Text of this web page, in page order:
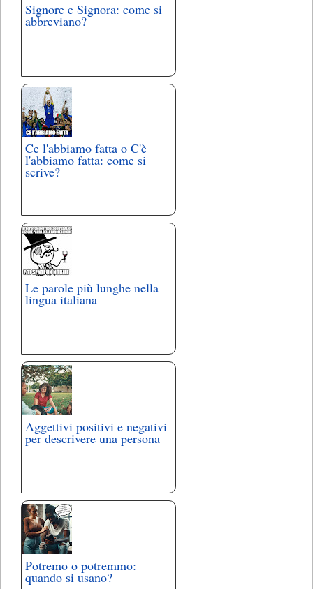
Signore e Signora: come si
abbreviano?
Ce l'abbiamo fatta o C'è
l'abbiamo fatta: come si
scrive?
Le parole più lunghe nella
lingua italiana
Aggettivi positivi e negativi
per descrivere una persona
Potremo o potremmo:
quando si usano?